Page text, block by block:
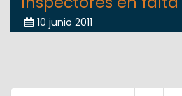
10 junio 2011